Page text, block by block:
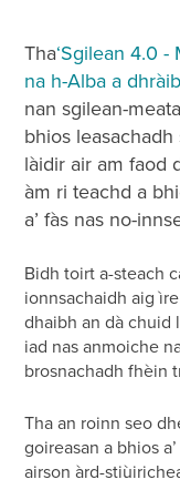
Tha‘Sgilean 4.0
na h-Alba a
nan sgilean-
bhios leasachadh
làidir air am faod
àm ri teachd a
a’ fàs nas no-
Bidh toirt a-steach
ionnsachaidh aig
dhaibh an dà chuid
iad nas anmoiche
brosnachadh fhèin
Tha an roinn seo
goireasan a bhios
airson àrd-